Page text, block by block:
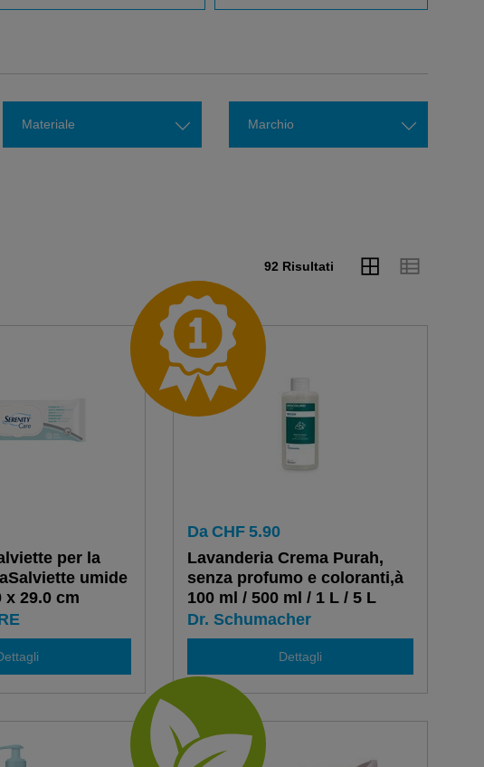
Materiale Marchio
92 Risultati
per la
umide
x 29.0 cm
Da CHF 5.90
Lavanderia Crema Purah,
senza profumo e coloranti,à
100 ml / 500 ml / 1 L / 5 L
Dr. Schumacher
Dettagli